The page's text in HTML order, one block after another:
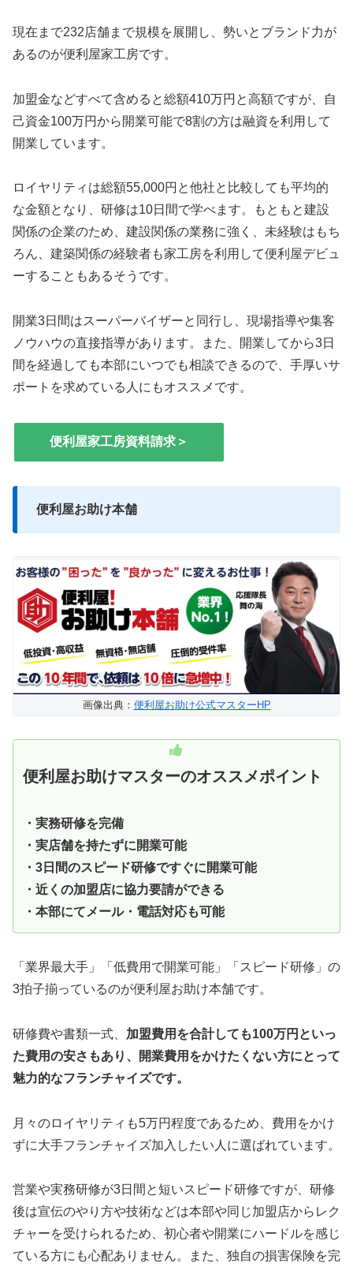
現在まで232店舗まで規模を展開し、勢いとブランド力が
あるのが便利屋家工房です。
加盟金などすべて含めると総額410万円と高額ですが、自
己資金100万円から開業可能で8割の方は融資を利用して
開業しています。
ロイヤリティは総額55,000円と他社と比較しても平均的
な金額となり、研修は10日間で学べます。もともと建設
関係の企業のため、建設関係の業務に強く、未経験はもち
ろん、建築関係の経験者も家工房を利用して便利屋デビュ
ーすることもあるそうです。
開業3日間はスーパーバイザーと同行し、現場指導や集客
ノウハウの直接指導があります。また、開業してから3日
間を経過しても本部にいつでも相談できるので、手厚いサ
ポートを求めている人にもオススメです。
便利屋家工房資料請求＞
便利屋お助け本舗
画像出典： 便利屋お助け公式マスターHP
便利屋お助けマスターのオススメポイント
・実務研修を完備
・実店舗を持たずに開業可能
・3日間のスピード研修ですぐに開業可能
・近くの加盟店に協力要請ができる
・本部にてメール・電話対応も可能
「業界最大手」「低費用で開業可能」「スピード研修」の
3拍子揃っているのが便利屋お助け本舗です。
研修費や書類一式、 加盟費用を合計しても100万円といっ
た費用の安さもあり、開業費用をかけたくない方にとって
魅力的なフランチャイズです。
月々のロイヤリティも5万円程度であるため、費用をかけ
ずに大手フランチャイズ加入したい人に選ばれています。
営業や実務研修が3日間と短いスピード研修ですが、研修
後は宣伝のやり方や技術などは本部や同じ加盟店からレク
チャーを受けられるため、初心者や開業にハードルを感じ
ている方にも心配ありません。また、独自の損害保険を完